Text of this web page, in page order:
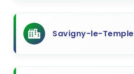
Savigny-le-Temple